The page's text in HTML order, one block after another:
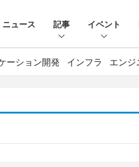
ニュース 記事 イベント
ーション開発 インフラ エンジ